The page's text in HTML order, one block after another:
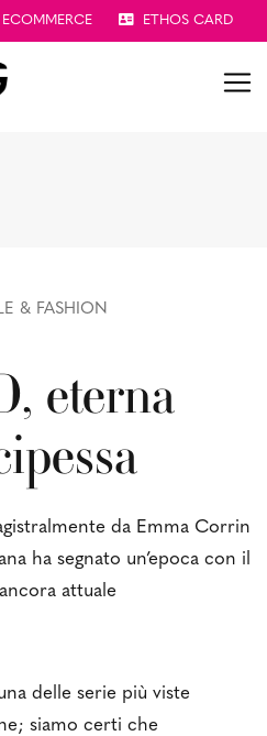
ECOMMERCE ETHOS CARD
& FASHION
eterna
da Emma Corrin
ha segnato un’epoca con il
attuale
delle serie più viste
siamo certi che